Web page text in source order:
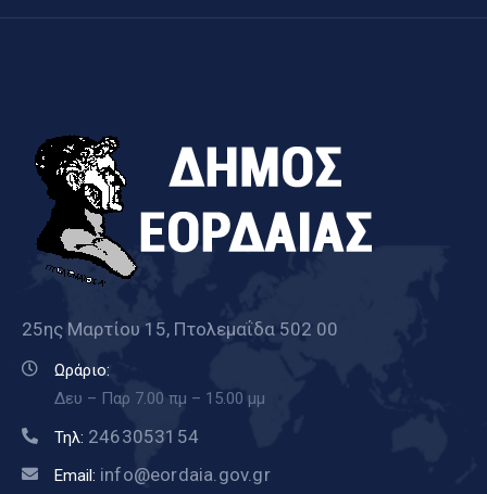
25ης Μαρτίου 15, Πτολεμαΐδα 502 00
Ωράριο:
Δευ – Παρ 7.00 πμ – 15.00 μμ
Τηλ: 2463053154
Email: info@eordaia.gov.gr